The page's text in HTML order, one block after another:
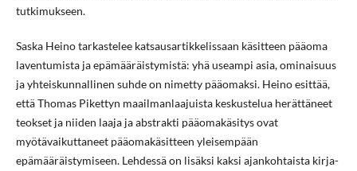
tutkimukseen.
Saska Heino tarkastelee katsausartikkelissaan käsitteen pääoma
laventumista ja epämääräistymistä: yhä useampi asia, ominaisuus
ja yhteiskunnallinen suhde on nimetty pääomaksi. Heino esittää,
että Thomas Pikettyn maailmanlaajuista keskustelua herättäneet
teokset ja niiden laaja ja abstrakti pääomakäsitys ovat
myötävaikuttaneet pääomakäsitteen yleisempään
epämääräistymiseen. Lehdessä on lisäksi kaksi ajankohtaista kirja-